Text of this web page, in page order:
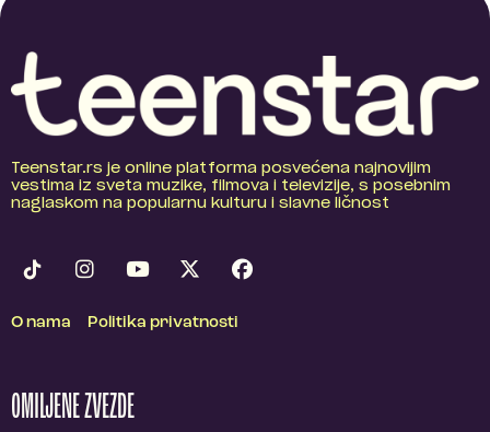
Teenstar.rs je online platforma posvećena najnovijim
vestima iz sveta muzike, filmova i televizije, s posebnim
naglaskom na popularnu kulturu i slavne ličnost
O nama Politika privatnosti
OMILJENE ZVEZDE